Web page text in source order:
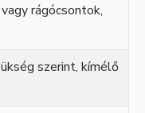
rágócsontok,
szerint, kímélő